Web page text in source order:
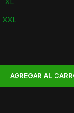
XL
XXL